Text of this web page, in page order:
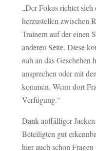
„Der Fokus richtet
herzustellen zwischen
Trainern auf der einen
anderen Seite. Diese
nah an das Geschehen
ansprechen oder mit
kommen. Wenn dort
Verfügung.“
Dank auffälliger
Beteiligten gut
hier auch schon